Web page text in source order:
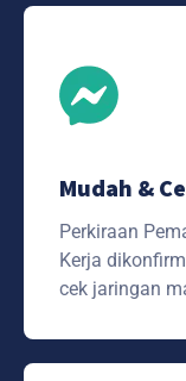
Mudah &
Perkiraan
Kerja
cek jaringan